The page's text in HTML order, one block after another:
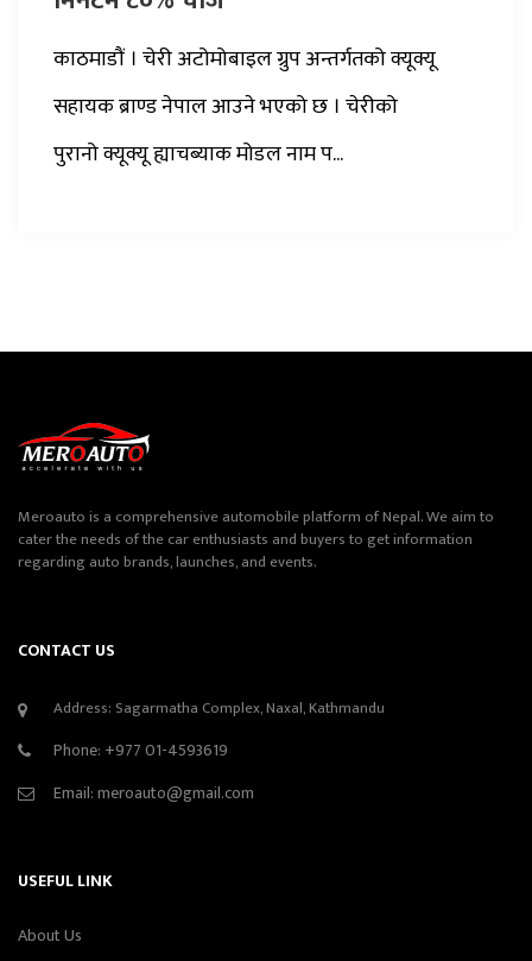
काठमाडौं । चेरी अटोमोबाइल ग्रुप अन्तर्गतको क्यूक्यू
सहायक ब्राण्ड नेपाल आउने भएको छ । चेरीको
पुरानो क्यूक्यू ह्याचब्याक मोडल नाम प...
Meroauto is a comprehensive automobile platform of Nepal. We aim to
cater the needs of the car enthusiasts and buyers to get information
regarding auto brands, launches, and events.
CONTACT US
Address: Sagarmatha Complex, Naxal, Kathmandu
Phone: +977 01-4593619
Email:meroauto@gmail.com
USEFUL LINK
About Us